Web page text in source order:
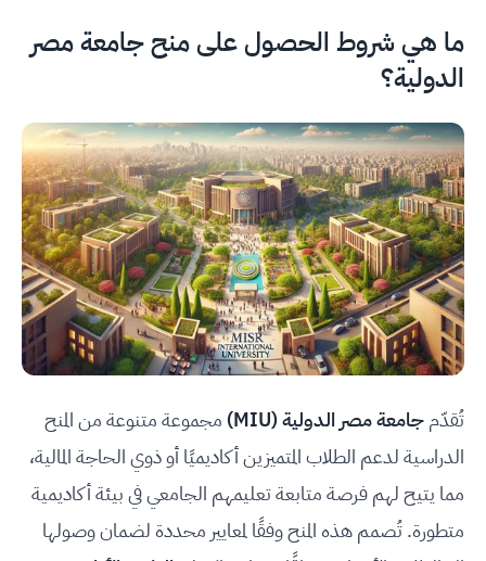
ما هي شروط الحصول على منح جامعة مصر
الدولية؟
تُقدّمجامعة مصر الدولية (MIU)
مجموعة متنوعة من المنح
الدراسية لدعم الطلاب المتميزين أكاديميًا أو ذوي الحاجة المالية،
مما يتيح لهم فرصة متابعة تعليمهم الجامعي في بيئة أكاديمية
متطورة. تُصمم هذه المنح وفقًا لمعايير محددة لضمان وصولها